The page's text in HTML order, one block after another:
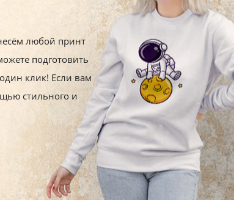
любой принт
подготовить
клик! Если вам
стильного и